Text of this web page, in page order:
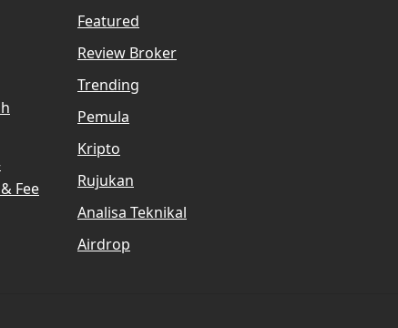
Fee
Featured
Review Broker
Trending
Pemula
Kripto
Rujukan
Analisa Teknikal
Airdrop